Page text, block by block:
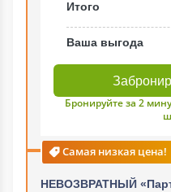
Итого
Ваша выгода
Бронируйте за 2
Самая низкая цена!
НЕВОЗВРАТНЫЙ